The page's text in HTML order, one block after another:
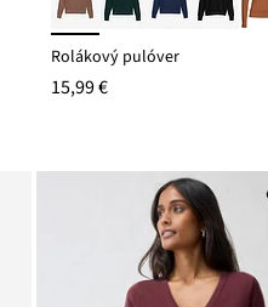
Rolákový pulóver
15,99 €